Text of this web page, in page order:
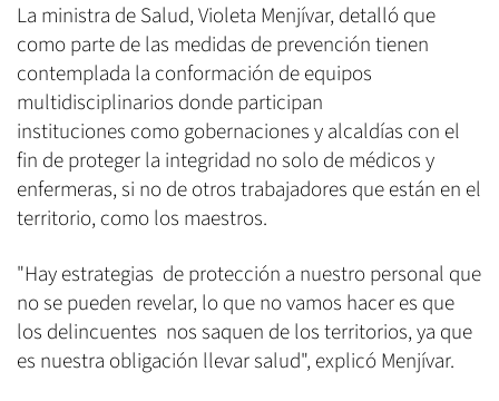
La ministra de Salud, Violeta Menjívar, detalló que
como parte de las medidas de prevención tienen
contemplada la conformación de equipos
multidisciplinarios donde participan
instituciones como gobernaciones y alcaldías con el
fin de proteger la integridad no solo de médicos y
enfermeras, si no de otros trabajadores que están en el
territorio, como los maestros.
"Hay estrategias de protección a nuestro personal que
no se pueden revelar, lo que no vamos hacer es que
los delincuentes nos saquen de los territorios, ya que
es nuestra obligación llevar salud", explicó Menjívar.